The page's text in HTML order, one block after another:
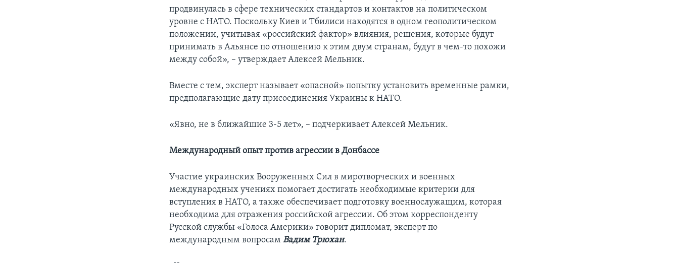
продвинулась в сфере технических стандартов и контактов на политическом
уровне с НАТО. Поскольку Киев и Тбилиси находятся в одном геополитическом
положении, учитывая «российский фактор» влияния, решения, которые будут
принимать в Альянсе по отношению к этим двум странам, будут в чем-то похожи
между собой», – утверждает Алексей Мельник.
Вместе с тем, эксперт называет «опасной» попытку установить временные рамки,
предполагающие дату присоединения Украины к НАТО.
«Явно, не в ближайшие 3-5 лет», – подчеркивает Алексей Мельник.
Международный опыт против агрессии в Донбассе
Участие украинских Вооруженных Сил в миротворческих и военных
международных учениях помогает достигать необходимые критерии для
вступления в НАТО, а также обеспечивает подготовку военнослужащим, которая
необходима для отражения российской агрессии. Об этом корреспонденту
Русской службы «Голоса Америки» говорит дипломат, эксперт по
международным вопросамВадим Трюхан.